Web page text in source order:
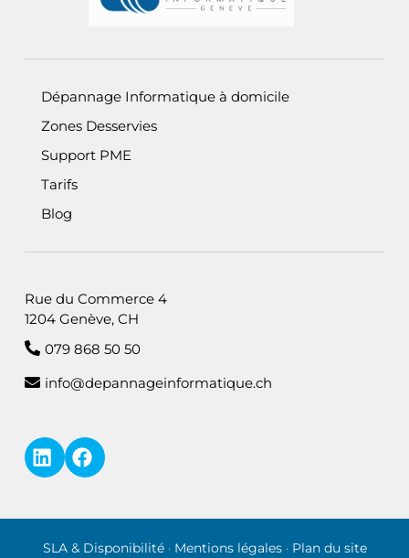
Dépannage Informatique à domicile
Zones Desservies
Support PME
Tarifs
Blog
Rue du Commerce 4
1204 Genève, CH
079 868 50 50
info@depannageinformatique.ch
LinkedIn — i4M Services Informatiques Sàrl
Facebook
Informations légales
SLA & Disponibilité · Mentions légales · Plan du site